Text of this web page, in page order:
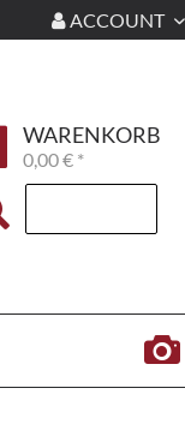
ACCOUNT
WARENKORB
0,00 € *